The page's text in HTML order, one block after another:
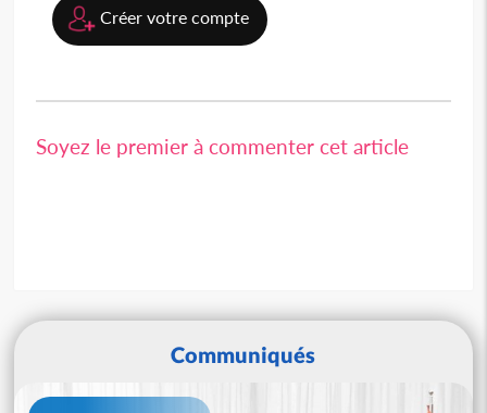
Créer votre compte
Soyez le premier à commenter cet article
Communiqués